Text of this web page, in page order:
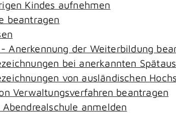
Kindes aufnehmen
beantragen
Anerkennung der Weiterbildung
bei anerkannten
von ausländischen
Verwaltungsverfahren beantragen
anmelden